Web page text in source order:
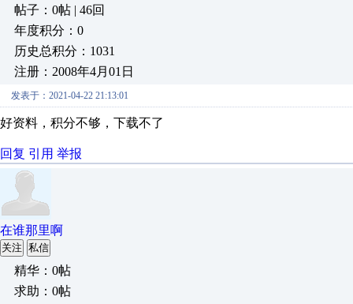
帖子：0帖 | 46回
年度积分：0
历史总积分：1031
注册：2008年4月01日
发表于：2021-04-22 21:13:01
好资料，积分不够，下载不了
回复 引用 举报
在谁那里啊
关注 私信
精华：0帖
求助：0帖